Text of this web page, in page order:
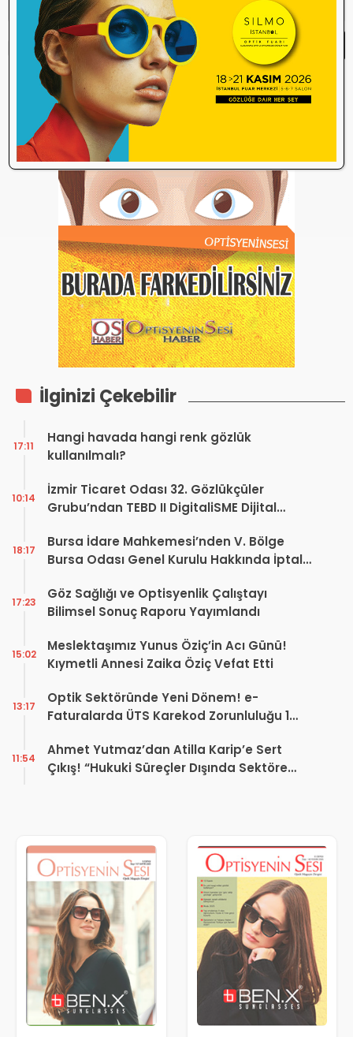
Yorum yazmakurallarınıokudum ve
kabul ediyorum.
Yorum Yap
Henüz bu içeriğe yorum yapılmamış.
İlk yorum yapan olmak ister misiniz?
İlginizi Çekebilir
Hangi havada hangi renk gözlük
kullanılmalı?
17:11
İzmir Ticaret Odası 32. Gözlükçüler
Grubu’ndan TEBD II DigitaliSME Dijital
10:14
Bursa İdare Mahkemesi’nden V. Bölge
Bursa Odası Genel Kurulu Hakkında İptal
18:17
Göz Sağlığı ve Optisyenlik Çalıştayı
Bilimsel Sonuç Raporu Yayımlandı
17:23
Meslektaşımız Yunus Öziç’in Acı Günü!
Kıymetli Annesi Zaika Öziç Vefat Etti
15:02
Optik Sektöründe Yeni Dönem! e-
Faturalarda ÜTS Karekod Zorunluluğu 1
13:17
Ahmet Yutmaz’dan Atilla Karip’e Sert
Çıkış! “Hukuki Süreçler Dışında Sektöre
11:54